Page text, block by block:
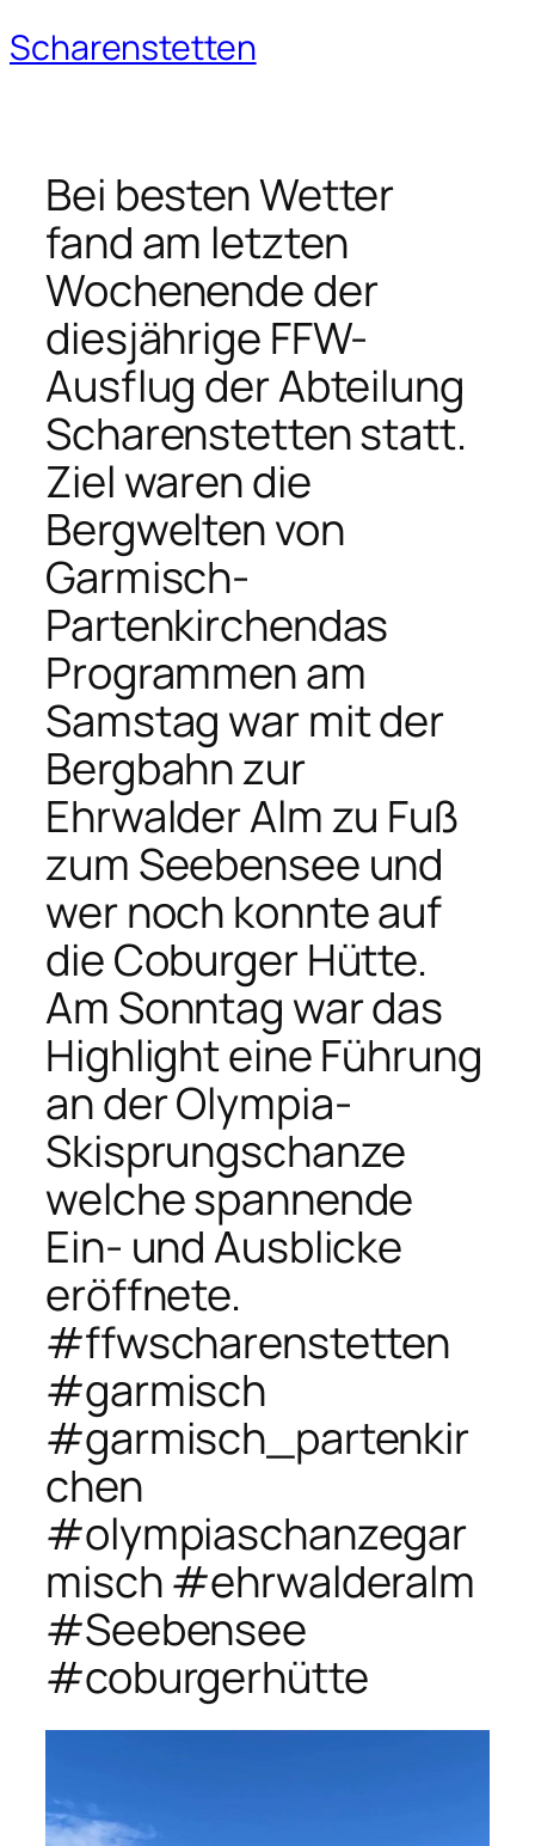
Zum
Inhalt
Scharenstetten
Bei besten Wetter
fand am letzten
Wochenende der
diesjährige FFW-
Ausflug der Abteilung
Scharenstetten statt.
Ziel waren die
Bergwelten von
Garmisch-
Partenkirchendas
Programmen am
Samstag war mit der
Bergbahn zur
Ehrwalder Alm zu Fuß
zum Seebensee und
wer noch konnte auf
die Coburger Hütte.
Am Sonntag war das
Highlight eine Führung
an der Olympia-
Skisprungschanze
welche spannende
Ein- und Ausblicke
eröffnete.
#ffwscharenstetten
#garmisch
#garmisch_partenkir
chen
#olympiaschanzegar
misch #ehrwalderalm
#Seebensee
#coburgerhütte